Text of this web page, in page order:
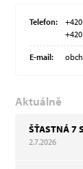
Telefon:
E-mail:
Aktuálně
ŠŤASTNÁ 7
2.7.2026